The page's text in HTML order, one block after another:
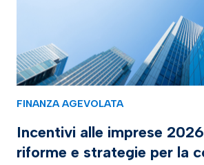
FINANZA AGEVOLATA
Incentivi alle imprese
riforme e strategie per la